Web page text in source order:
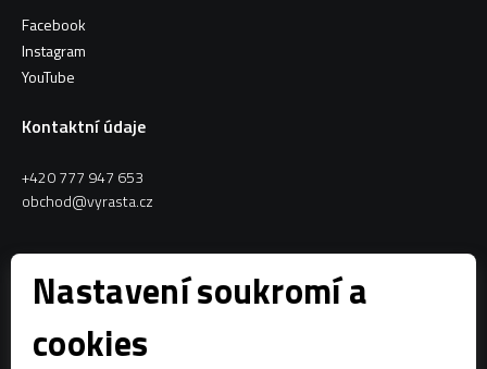
Facebook
Instagram
YouTube
Kontaktní údaje
+420 777 947 653
obchod@vyrasta.cz
Kontakty
VYRASTA team s.r.o.
Spytihněv 145
Nastavení soukromí a
cookies